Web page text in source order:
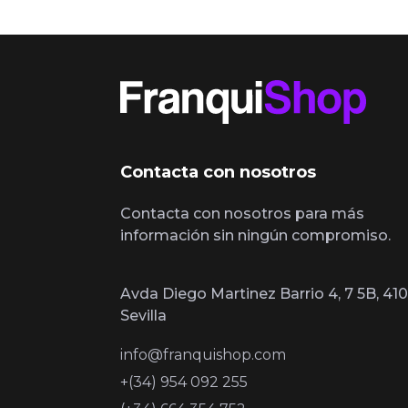
Contacta con nosotros
Contacta con nosotros para más
información sin ningún compromiso.
Avda Diego Martinez Barrio 4, 7 5B,
Sevilla
info@franquishop.com
+(34) 954 092 255